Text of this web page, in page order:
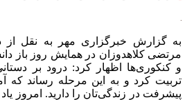
به گزارش خبرگزاری مهر به نقل از
مرتضی کلاهدوزان در همایش روز باز
و کنکوری‌ها اظهار کرد: درود بر
تربیت کرد و به این مرحله رساند که